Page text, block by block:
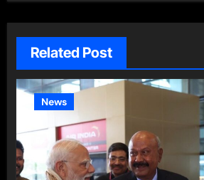
Related Post
News